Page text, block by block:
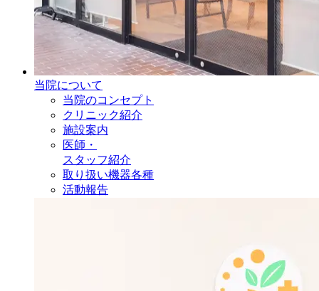
当院について
当院のコンセプト
クリニック紹介
施設案内
医師・
スタッフ紹介
取り扱い機器各種
活動報告